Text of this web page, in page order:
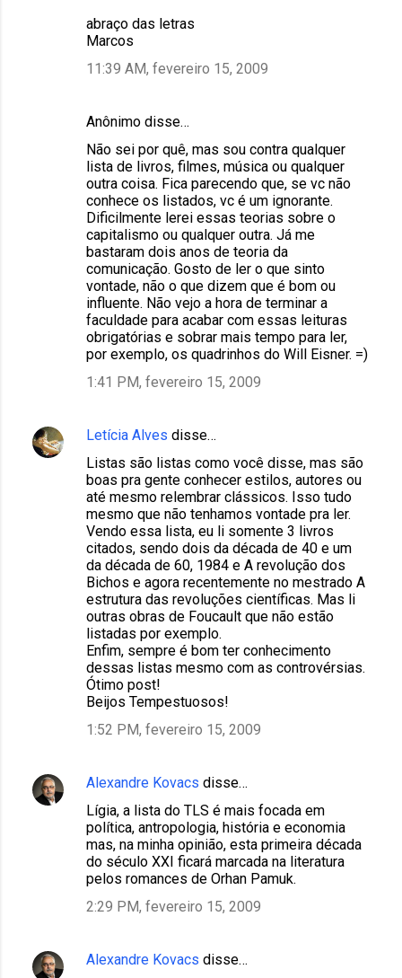
abraço das letras
Marcos
11:39 AM, fevereiro 15, 2009
Anônimo disse…
Não sei por quê, mas sou contra qualquer
lista de livros, filmes, música ou qualquer
outra coisa. Fica parecendo que, se vc não
conhece os listados, vc é um ignorante.
Dificilmente lerei essas teorias sobre o
capitalismo ou qualquer outra. Já me
bastaram dois anos de teoria da
comunicação. Gosto de ler o que sinto
vontade, não o que dizem que é bom ou
influente. Não vejo a hora de terminar a
faculdade para acabar com essas leituras
obrigatórias e sobrar mais tempo para ler,
por exemplo, os quadrinhos do Will Eisner. =)
1:41 PM, fevereiro 15, 2009
Letícia Alves disse…
Listas são listas como você disse, mas são
boas pra gente conhecer estilos, autores ou
até mesmo relembrar clássicos. Isso tudo
mesmo que não tenhamos vontade pra ler.
Vendo essa lista, eu li somente 3 livros
citados, sendo dois da década de 40 e um
da década de 60, 1984 e A revolução dos
Bichos e agora recentemente no mestrado A
estrutura das revoluções científicas. Mas li
outras obras de Foucault que não estão
listadas por exemplo.
Enfim, sempre é bom ter conhecimento
dessas listas mesmo com as controvérsias.
Ótimo post!
Beijos Tempestuosos!
1:52 PM, fevereiro 15, 2009
Alexandre Kovacs disse…
Lígia, a lista do TLS é mais focada em
política, antropologia, história e economia
mas, na minha opinião, esta primeira década
do século XXI ficará marcada na literatura
pelos romances de Orhan Pamuk.
2:29 PM, fevereiro 15, 2009
Alexandre Kovacs disse…